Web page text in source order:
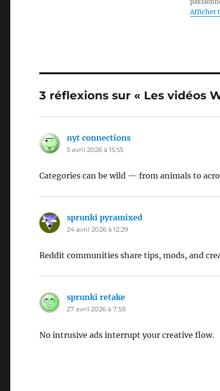
Afficher
3 réflexions sur « Les vidéos
nyt connections
5 avril 2026 à 15:55
Categories can be wild — from animals to
sprunki pyramixed
24 avril 2026 à 12:29
Reddit communities share tips, mods, and
sprunki retake
27 avril 2026 à 7:59
No intrusive ads interrupt your creative flow.